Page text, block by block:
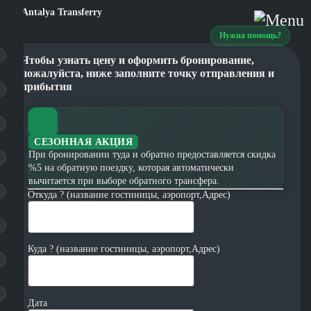
Нужна помощь?
Чтобы узнать цену и оформить бронирование,
пожалуйста, ниже заполните точку отправления и
прибытия
СЕЗОННАЯ АКЦИЯ
При бронировании туда и обратно предоставляется скидка
%5 на обратную поездку, которая автоматически
вычитается при выборе обратного трансфера.
Откуда ? (название гостиницы, аэропорт,Адрес)
Куда ? (название гостиницы, аэропорт,Адрес)
Дата